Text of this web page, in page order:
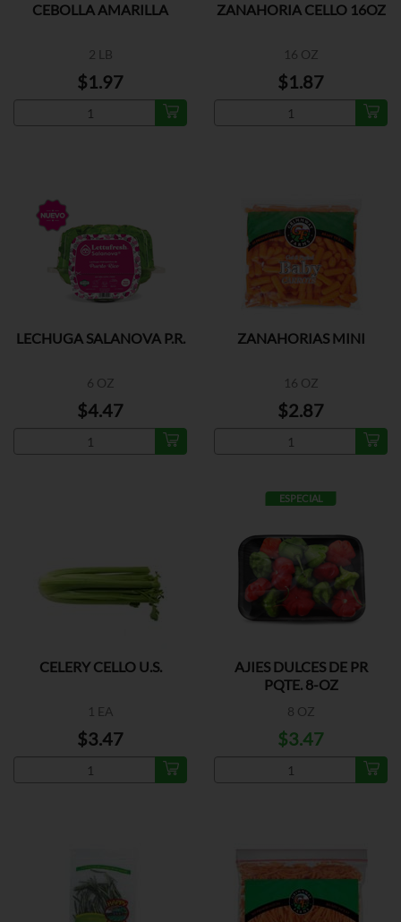
CEBOLLA AMARILLA
2 LB
$1.97
ZANAHORIA CELLO 16OZ
16 OZ
$1.87
LECHUGA SALANOVA P.R.
6 OZ
$4.47
ZANAHORIAS MINI
16 OZ
$2.87
CELERY CELLO U.S.
1 EA
$3.47
ESPECIAL
AJIES DULCES DE PR
PQTE. 8-OZ
8 OZ
$3.47